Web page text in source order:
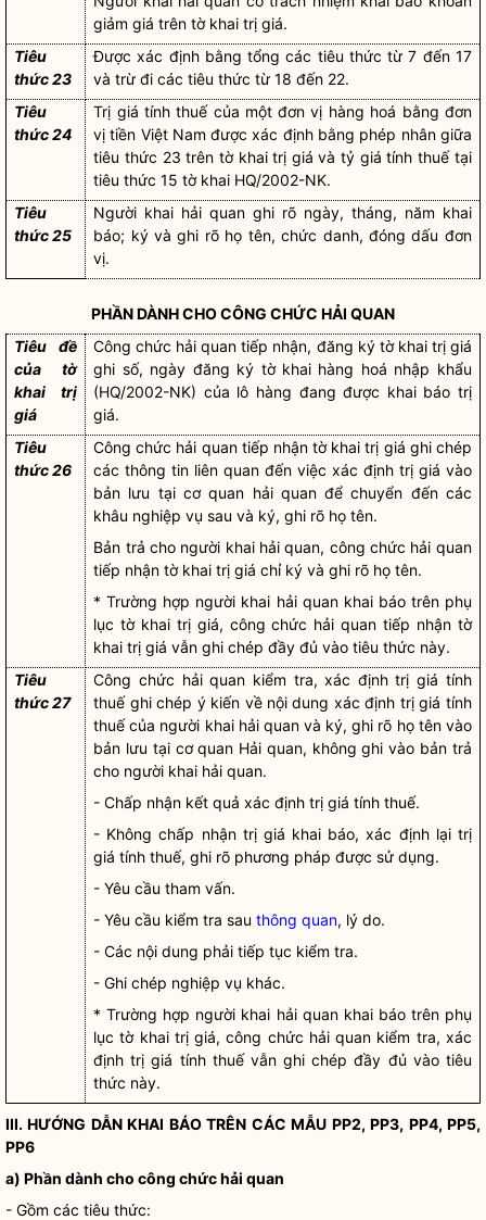
giảm giá trên tờ khai trị giá.
Tiêu
thức 23
Được xác định bằng tổng các tiêu thức từ 7 đến 17
và trừ đi các tiêu thức từ 18 đến 22.
Tiêu
thức 24
Trị giá tính thuế của một đơn vị hàng hoá bằng đơn
vị tiền Việt Nam được xác định bằng phép nhân giữa
tiêu thức 23 trên tờ khai trị giá và tỷ giá tính thuế tại
tiêu thức 15 tờ khai HQ/2002-NK.
Tiêu
thức 25
Người khai hải quan ghi rõ ngày, tháng, năm khai
báo; ký và ghi rõ họ tên, chức danh, đóng dấu đơn
vị.
PHẦN DÀNH CHO CÔNG CHỨC HẢI QUAN
Tiêu đề
của tờ
khai trị
giá
Công chức hải quan tiếp nhận, đăng ký tờ khai trị giá
ghi số, ngày đăng ký tờ khai hàng hoá nhập khẩu
(HQ/2002-NK) của lô hàng đang được khai báo trị
giá.
Tiêu
thức 26
Công chức hải quantiếp nhận tờ khai trị giá ghi chép
các thông tin liên quan đến việc xác định trị giá vào
bản lưu tại cơ quan hải quanđể chuyển đến các
khâu nghiệp vụ sau và ký, ghi rõ họ tên.
Bản trả cho người khai hải quan, công chức hải quan
tiếp nhận tờ khai trị giá chỉ ký và ghi rõ họ tên.
* Trường hợp người khai hải quankhai báo trên phụ
lục tờ khai trị giá, công chức hải quan tiếp nhận tờ
khai trị giá vẫn ghi chép đầy đủ vào tiêu thức này.
Tiêu
thức 27
Công chức hải quan kiểm tra, xác định trị giá tính
thuế ghi chép ý kiến về nội dung xác định trị giá tính
thuế của người khai hải quanvà ký, ghi rõ họ tên vào
bản lưu tại cơ quan Hải quan, không ghi vào bản trả
cho người khai hải quan.
- Chấp nhận kết quả xác định trị giá tính thuế.
- Không chấp nhận trị giá khai báo, xác định lại trị
giá tính thuế, ghi rõ phương pháp được sử dụng.
- Yêu cầu tham vấn.
- Yêu cầu kiểm tra sauthông quan, lý do.
- Các nội dung phải tiếp tục kiểm tra.
- Ghi chép nghiệp vụ khác.
* Trường hợp người khai hải quankhai báo trên phụ
lục tờ khai trị giá, công chức hải quan kiểm tra, xác
định trị giá tính thuế vẫn ghi chép đầy đủ vào tiêu
thức này.
III. HƯỚNG DẪN KHAI BÁO TRÊN CÁC MẪU PP2, PP3, PP4, PP5,
PP6
a) Phần dành cho công chứchải quan
- Gồm các tiêu thức: